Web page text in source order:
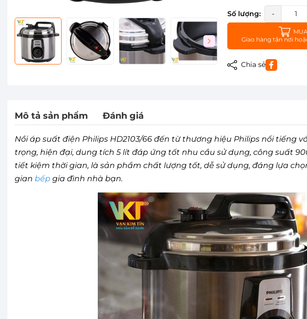
Số lượng: -
Giao hàng tận nơi
Chia sẻ
Mô tả sản phẩm Đánh giá
Nồi áp suất điện Philips HD2103/66 đến từ thương hiệu Philips nổi tiếng
trọng, hiện đại, dung tích 5 lít đáp ứng tốt nhu cầu sử dụng, công suất
tiết kiệm thời gian, là sản phẩm chất lượng tốt, dễ sử dụng, đáng lựa
gian bếp gia đình nhà bạn.